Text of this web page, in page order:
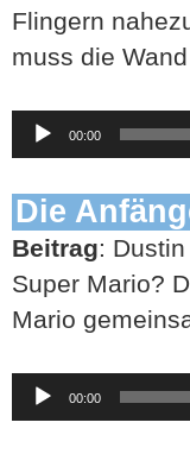
Flingern
muss die
Audio-
Player
00:00
Die
Beitrag:
Super Mario?
Mario
Audio-
Player
00:00